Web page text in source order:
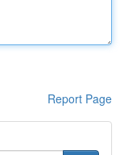
Report Page